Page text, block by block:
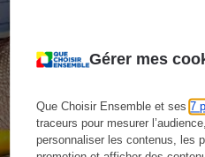
Gérer mes
Que Choisir Ensemble et ses7
traceurs pour mesurer
personnaliser les contenus, les